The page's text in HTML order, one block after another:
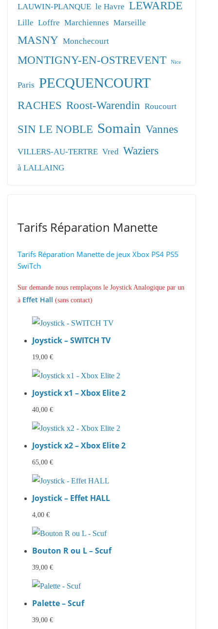
LAUWIN-PLANQUE le Havre LEWARDE
Lille Loffre Marchiennes Marseille
MASNY Monchecourt
MONTIGNY-EN-OSTREVENT Nice
Paris PECQUENCOURT
RACHES Roost-Warendin Roucourt
SIN LE NOBLE Somain Vannes
VILLERS-AU-TERTRE Vred Waziers
à LALLAING
Tarifs Réparation Manette
Tarifs Réparation Manette de jeux Xbox PS4 PS5
SwiTch
Sur demande nous remplaçons le Joystick Analogique par un
à Effet Hall (sans contact)
Joystick – SWITCH TV
19,00 €
Joystick x1 – Xbox Elite 2
40,00 €
Joystick x2 – Xbox Elite 2
65,00 €
Joystick – Effet HALL
4,00 €
Bouton R ou L – Scuf
39,00 €
Palette – Scuf
39,00 €